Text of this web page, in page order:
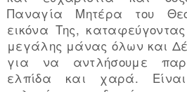
Παναγία Μητέρα του
εικόνα Της,
μεγάλης μάνας όλων και
για να αντλήσουμε
ελπίδα και χαρά.